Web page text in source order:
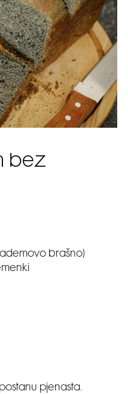
bez
brašno)
pjenasta.